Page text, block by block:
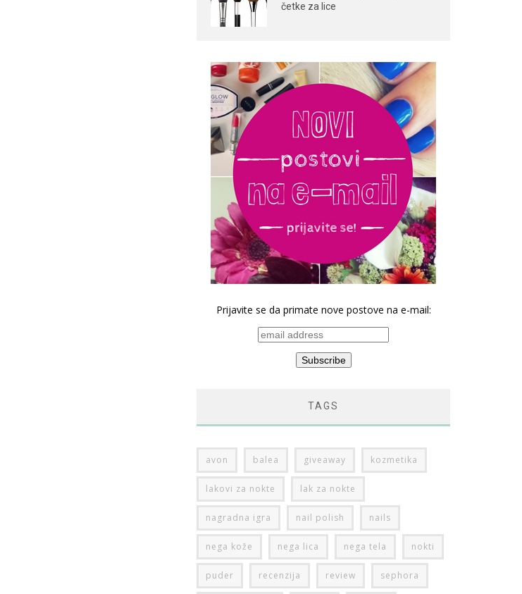
četke za lice
Prijavite se da primate nove postove na e-mail:
TAGS
avon balea giveaway kozmetika
lakovi za nokte lak za nokte
nagradna igra nail polish nails
nega kože nega lica nega tela nokti
puder recenzija review sephora